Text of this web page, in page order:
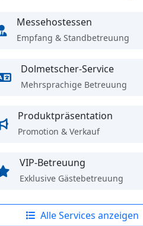
Messehostessen
Empfang & Standbetreuung
Dolmetscher-Service
Mehrsprachige Betreuung
Produktpräsentation
Promotion & Verkauf
VIP-Betreuung
Exklusive Gästebetreuung
Alle Services anzeigen